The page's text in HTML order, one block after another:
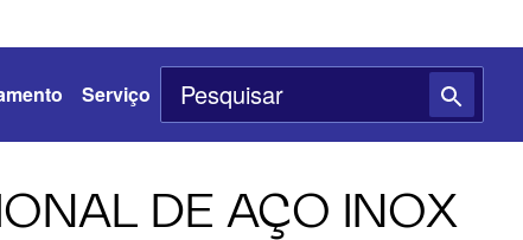
Serviço
DE AÇO INOX